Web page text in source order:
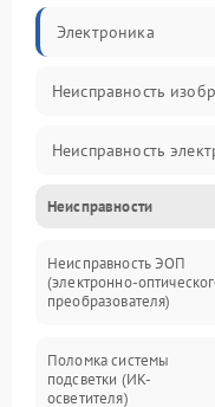
Электроника
Неисправность
Неисправность
Механические
Неисправность
Оптика
Неисправности
Неисправность ЭОП
(электронно-
преобразователя)
Поломка системы
подсветки (ИК-
осветителя)